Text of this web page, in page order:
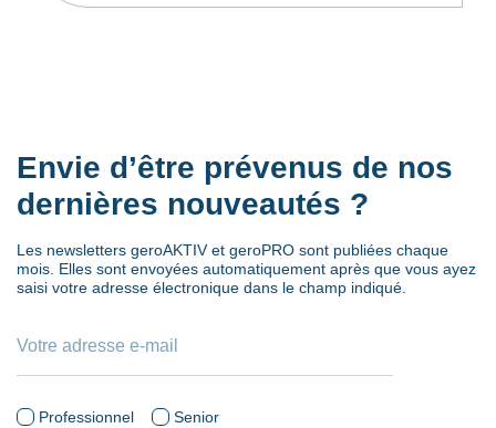
Envie d’être prévenus de nos
dernières nouveautés ?
Les newsletters geroAKTIV et geroPRO sont publiées chaque
mois. Elles sont envoyées automatiquement après que vous ayez
saisi votre adresse électronique dans le champ indiqué.
Professionnel
Senior